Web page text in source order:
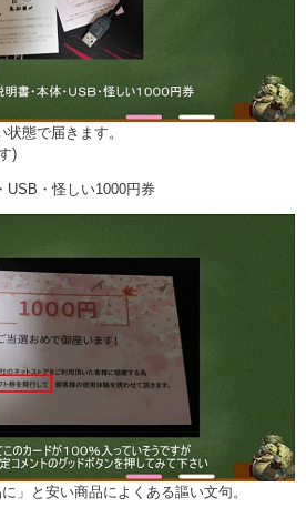
態で届きます。
)
USB・怪しい1000円券
」と安い商品によくある謳い文句。